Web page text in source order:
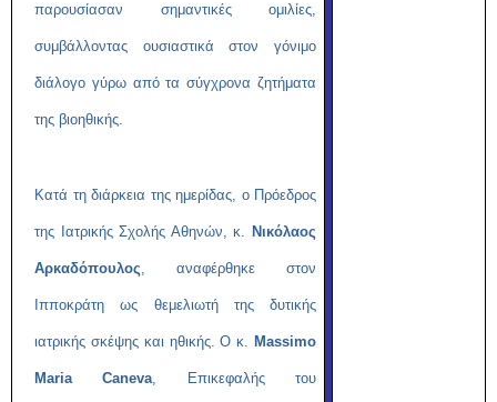
παρουσίασαν σημαντικές ομιλίες,
συμβάλλοντας ουσιαστικά στον γόνιμο
διάλογο γύρω από τα σύγχρονα ζητήματα
της βιοηθικής.
Κατά τη διάρκεια της ημερίδας, ο Πρόεδρος
της Ιατρικής Σχολής Αθηνών, κ. Νικόλαος
Αρκαδόπουλος, αναφέρθηκε στον
Ιπποκράτη ως θεμελιωτή της δυτικής
ιατρικής σκέψης και ηθικής. Ο κ. Massimo
Maria Caneva, Επικεφαλής του